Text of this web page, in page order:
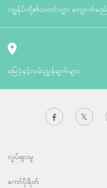
ကျွန်ုပ်တို့၏သတင်းလွှာ လျှောက်မည်
မြေပုံနှင့်လမ်းညွှန်ချက်များ
လှုပ်ရှားမှု
ကော်ပိုရိတ်